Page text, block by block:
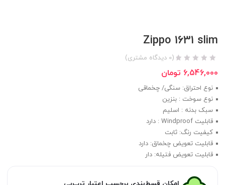
Zippo 1631 slim
(
0 دیدگاه مشتری)
6,546,000 تومان
نوع احتراق: سنگی/ چخماقی
نوع سوخت : بنزین
سبک بدنه : اسلیم
قابلیت Windproof : دارد
کیفیت رنگ: ثابت
قابلیت تعویض چخماق: دارد
قابلیت تعویض فتیله: دار